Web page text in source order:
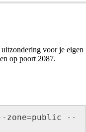
voor je eigen
op poort 2087.
zone=public --